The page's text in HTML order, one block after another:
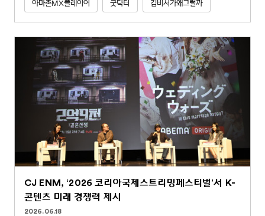
아마존MX플레이어 굿닥터 김비서가왜그럴까
CJ ENM, ‘2026 코리아국제스트리밍페스티벌’서 K-
콘텐츠 미래 경쟁력 제시
2026.06.18